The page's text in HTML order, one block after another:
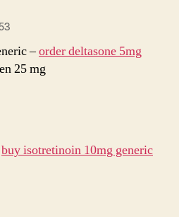
–order deltasone 5mg
25 mg
buy isotretinoin 10mg generic